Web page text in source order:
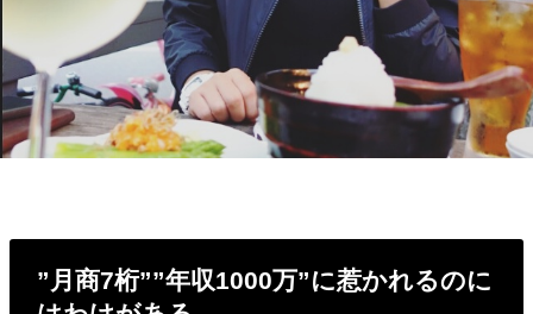
”月商7桁””年収1000万”に惹かれるのに